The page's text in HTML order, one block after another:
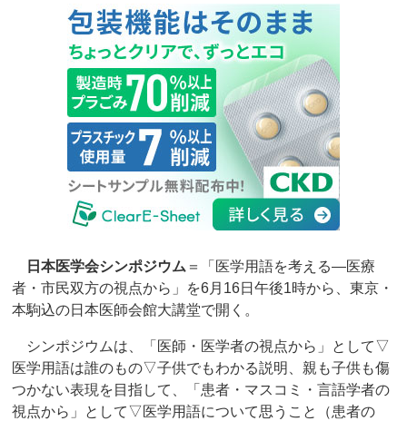
日本医学会シンポジウム ＝「医学用語を考える―医療
者・市民双方の視点から」を6月16日午後1時から、東京・
本駒込の日本医師会館大講堂で開く。
シンポジウムは、「医師・医学者の視点から」として▽
医学用語は誰のもの▽子供でもわかる説明、親も子供も傷
つかない表現を目指して、「患者・マスコミ・言語学者の
視点から」として▽医学用語について思うこと（患者の